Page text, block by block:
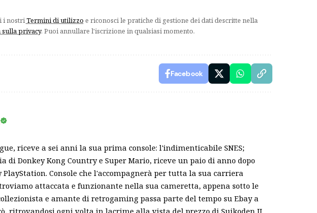
i nostriTermini di utilizzo e riconosci le pratiche di gestione dei dati descritte nella
privacy. Puoi annullare l'iscrizione in qualsiasi momento.
Facebook
riceve a sei anni la sua prima console: l'indimenticabile SNES;
di Donkey Kong Country e Super Mario, riceve un paio di anno dopo
Console che l'accompagnerà per tutta la sua carriera
attaccata e funzionante nella sua cameretta, appena sotto le
e amante di retrogaming passa parte del tempo su Ebay a
ritrovandosi ogni volta in lacrime alla vista del prezzo di Suikoden II